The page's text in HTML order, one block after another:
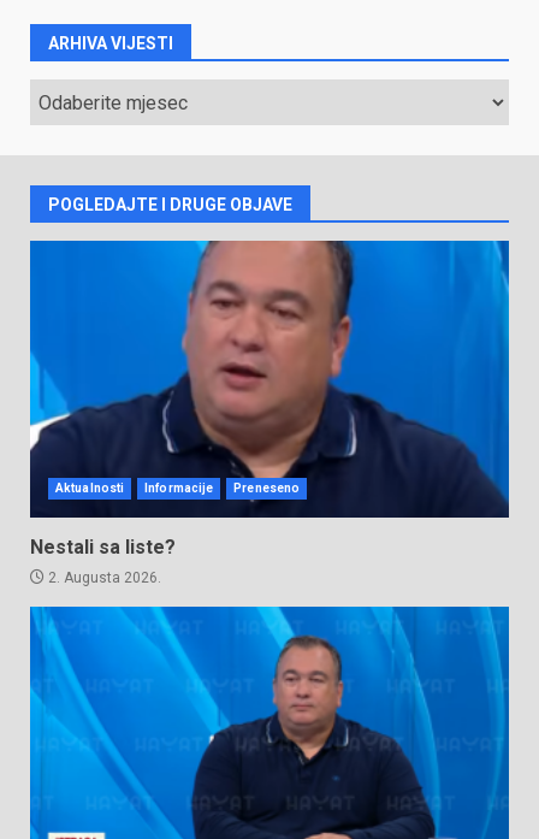
ARHIVA VIJESTI
ARHIVA
VIJESTI
POGLEDAJTE I DRUGE OBJAVE
Aktualnosti Informacije Preneseno
Nestali sa liste?
2. Augusta 2026.